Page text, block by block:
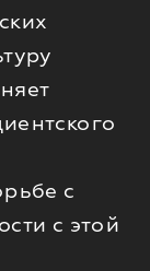
с
с этой